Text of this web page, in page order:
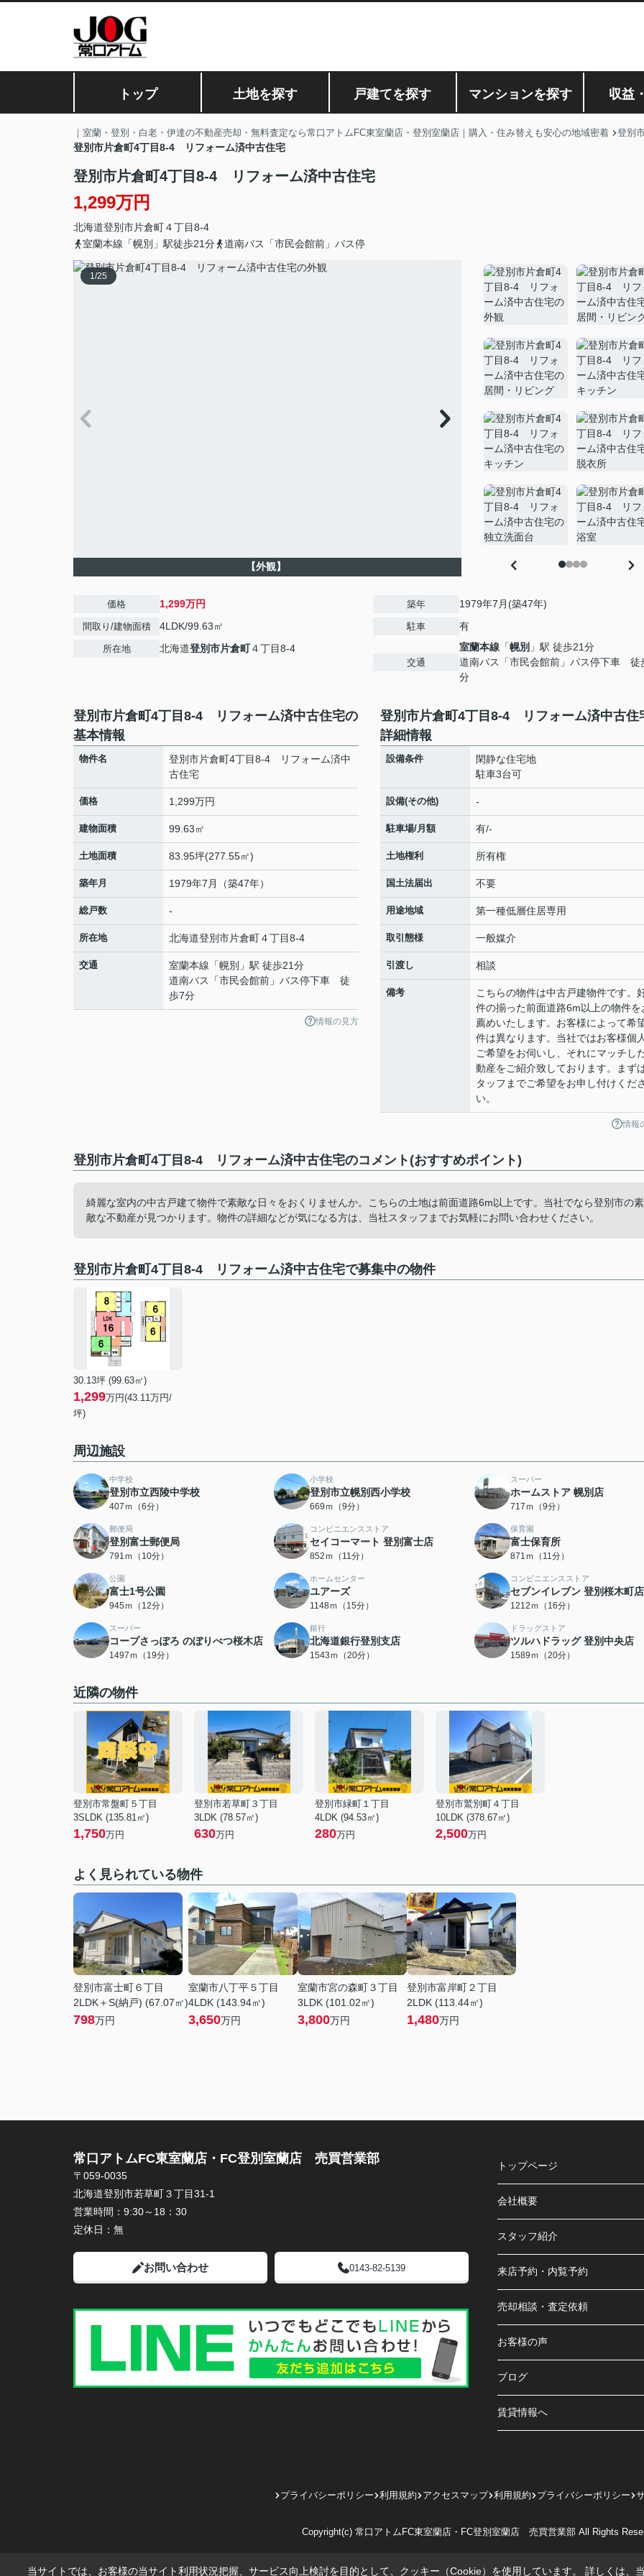
トップ 土地を探す 戸建てを探す マンションを探す 収益
｜室蘭・登別・白老・伊達の不動産売却・無料査定なら常口アトムFC東室蘭店・登別室蘭店｜購入・住み替えも安心の地域密着 登別
登別市片倉町4丁目8-4 リフォーム済中古住宅
登別市片倉町4丁目8-4 リフォーム済中古住宅
1,299万円
北海道登別市片倉町４丁目8-4
室蘭本線「幌別」駅徒歩21分
道南バス「市民会館前」バス停
1/25
【外観】
価格 1,299万円
間取り/建物面積 4LDK/99.63㎡
所在地 北海道登別市片倉町４丁目8-4
築年 1979年7月(築47年)
駐車 有
交通
室蘭本線 「幌別 」駅 徒歩21分
道南バス「市民会館前」バス停下車 徒
分
登別市片倉町4丁目8-4 リフォーム済中古住宅の
基本情報
物件名
登別市片倉町4丁目8-4 リフォーム済中
古住宅
価格 1,299万円
建物面積 99.63㎡
土地面積 83.95坪(277.55㎡)
築年月 1979年7月（築47年）
総戸数 -
所在地 北海道登別市片倉町４丁目8-4
交通 室蘭本線 「幌別 」駅 徒歩21分
道南バス「市民会館前」バス停下車 徒
歩7分
情報の見方
登別市片倉町4丁目8-4 リフォーム済中古住
詳細情報
設備条件
閑静な住宅地
駐車3台可
設備(その他) -
駐車場/月額 有/-
土地権利 所有権
国土法届出 不要
用途地域 第一種低層住居専用
取引態様 一般媒介
引渡し 相談
備考
こちらの物件は中古戸建物件です。
件の揃った前面道路6m以上の物件を
薦めいたします。お客様によって希
件は異なります。当社ではお客様個
ご希望をお伺いし、それにマッチし
動産をご紹介致しております。まず
タッフまでご希望をお申し付けくださ
い。
情報
登別市片倉町4丁目8-4 リフォーム済中古住宅のコメント(おすすめポイント)
綺麗な室内の中古戸建て物件で素敵な日々をおくりませんか。こちらの土地は前面道路6m以上です。当社でなら登別市の素
敵な不動産が見つかります。物件の詳細などが気になる方は、当社スタッフまでお気軽にお問い合わせください。
登別市片倉町4丁目8-4 リフォーム済中古住宅で募集中の物件
30.13坪 (99.63㎡)
1,299万円(43.11万円/
坪)
周辺施設
中学校
登別市立西陵中学校
407ｍ（6分）
小学校
登別市立幌別西小学校
669ｍ（9分）
スーパー
ホームストア 幌別店
717ｍ（9分）
郵便局
登別富士郵便局
791ｍ（10分）
コンビニエンスストア
セイコーマート 登別富士店
852ｍ（11分）
保育園
富士保育所
871ｍ（11分）
公園
富士1号公園
945ｍ（12分）
ホームセンター
ユアーズ
1148ｍ（15分）
コンビニエンスストア
セブンイレブン 登別桜木町店
1212ｍ（16分）
スーパー
コープさっぽろ のぼりべつ桜木店
1497ｍ（19分）
銀行
北海道銀行登別支店
1543ｍ（20分）
ドラッグストア
ツルハドラッグ 登別中央店
1589ｍ（20分）
近隣の物件
登別市常盤町５丁目
3SLDK (135.81㎡)
1,750万円
登別市若草町３丁目
3LDK (78.57㎡)
630万円
登別市緑町１丁目
4LDK (94.53㎡)
280万円
登別市鷲別町４丁目
10LDK (378.67㎡)
2,500万円
よく見られている物件
登別市富士町６丁目
2LDK＋S(納戸) (67.07㎡)
798万円
室蘭市八丁平５丁目
4LDK (143.94㎡)
3,650万円
室蘭市宮の森町３丁目
3LDK (101.02㎡)
3,800万円
登別市富岸町２丁目
2LDK (113.44㎡)
1,480万円
常口アトムFC東室蘭店・FC登別室蘭店 売買営業部
〒059-0035
北海道登別市若草町３丁目31-1
営業時間： 9:30～18：30
定休日： 無
お問い合わせ 0143-82-5139
トップページ
会社概要
スタッフ紹介
来店予約・内覧予約
売却相談・査定依頼
お客様の声
ブログ
賃貸情報へ
プライバシーポリシー 利用規約 アクセスマップ 利用規約 プライバシーポリシー
Copyright(c) 常口アトムFC東室蘭店・FC登別室蘭店 売買営業部 All Rights
当サイトでは、お客様の当サイト利用状況把握、サービス向上検討を目的として、クッキー（Cookie）を使用しています。 詳しくは、